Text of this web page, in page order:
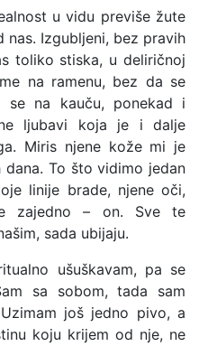
u vidu previše žute
Izgubljeni, bez pravih
toliko stiska, u deliričnoj
na ramenu, bez da se
se na kauču, ponekad i
ljubavi koja je i dalje
Miris njene kože mi je
dana. To što vidimo jedan
linije brade, njene oči,
zajedno – on. Sve te
sada ubijaju.
ušuškavam, pa se
sa sobom, tada sam
još jedno pivo, a
koju krijem od nje, ne